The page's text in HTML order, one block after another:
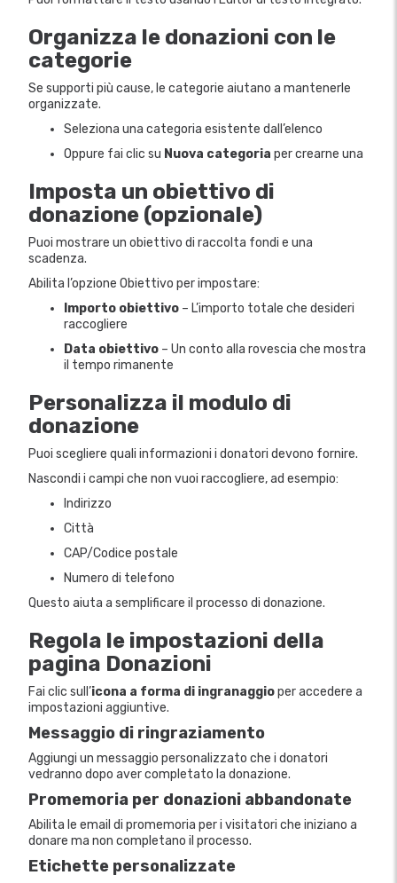
Organizza le donazioni con le
categorie
Se supporti più cause, le categorie aiutano a mantenerle
organizzate.
Seleziona una categoria esistente dall’elenco
Oppure fai clic su Nuova categoria per crearne una
Imposta un obiettivo di
donazione (opzionale)
Puoi mostrare un obiettivo di raccolta fondi e una
scadenza.
Abilita l’opzione Obiettivo per impostare:
Importo obiettivo – L’importo totale che desideri
raccogliere
Data obiettivo – Un conto alla rovescia che mostra
il tempo rimanente
Personalizza il modulo di
donazione
Puoi scegliere quali informazioni i donatori devono fornire.
Nascondi i campi che non vuoi raccogliere, ad esempio:
Indirizzo
Città
CAP/Codice postale
Numero di telefono
Questo aiuta a semplificare il processo di donazione.
Regola le impostazioni della
pagina Donazioni
Fai clic sull’icona a forma di ingranaggioper accedere a
impostazioni aggiuntive.
Messaggio di ringraziamento
Aggiungi un messaggio personalizzato che i donatori
vedranno dopo aver completato la donazione.
Promemoria per donazioni abbandonate
Abilita le email di promemoria per i visitatori che iniziano a
donare ma non completano il processo.
Etichette personalizzate